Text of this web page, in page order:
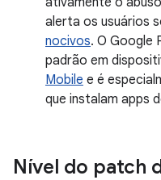
alerta os usuários
nocivos. O Google
padrão em
Mobile e é
que instalam apps
Nível do patch